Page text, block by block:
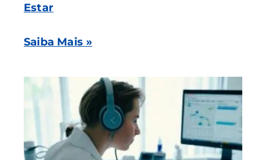
Estar
Saiba Mais »